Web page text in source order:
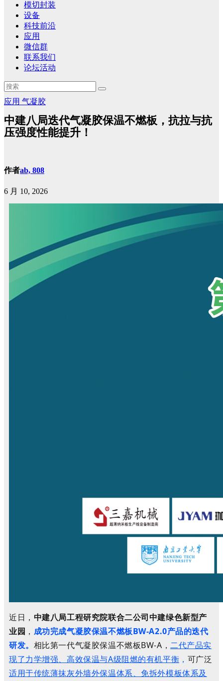
模切封装
设备
科技前沿
应用
微信群
联系我们
论坛活动
应用 气凝胶
中建八局迭代气凝胶保温不燃板，抗拉与抗
压强度性能提升！
作者ab, 808
6 月 10, 2026
近日， 中建八局工程研究院联合二公司中建绿色新型产
业园 ， 成功完成气凝胶保温不燃板BW-A2.0产品的迭代
研发。 相比第一代气凝胶保温不燃板BW-A，二代产品实
现了力学增强、高效保温与A级阻燃的有机平衡 ， 可广泛
适用于传统薄抹灰外墙外保温体系、免拆外模板体系及